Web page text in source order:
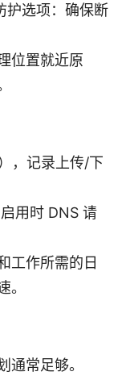
护选项：确保断
位置就近原
，记录上传/下
用时 DNS 请
工作所需的日
。
通常足够。